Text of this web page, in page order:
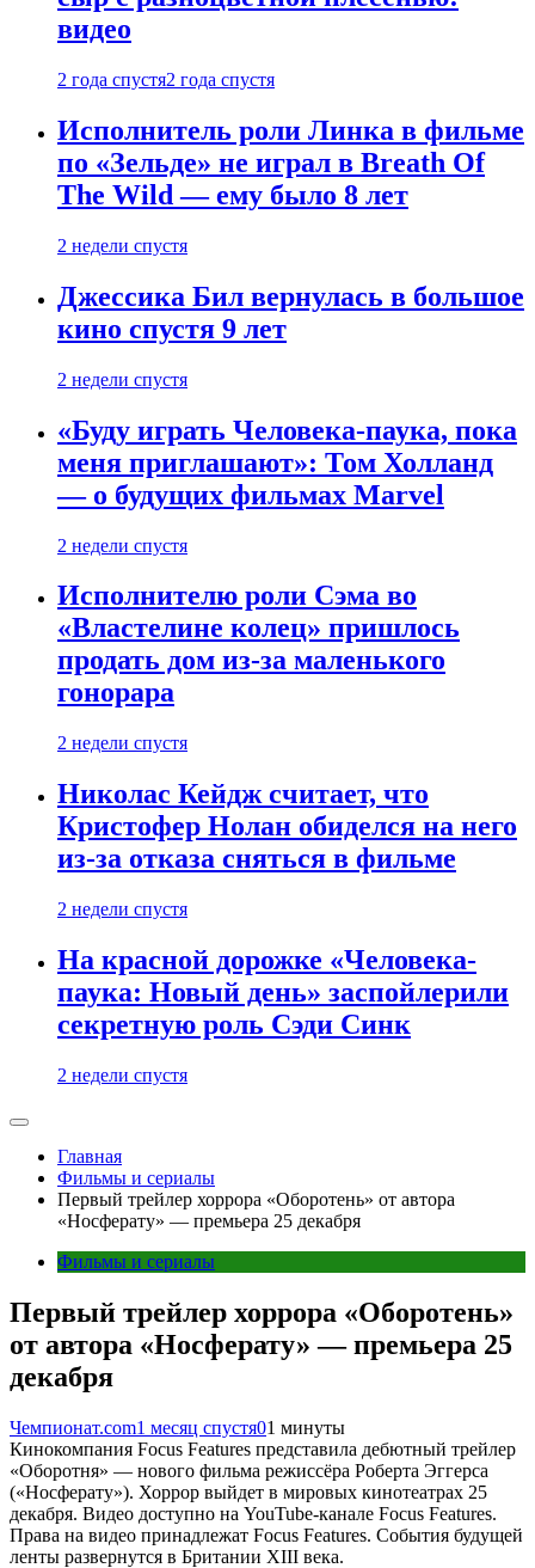
видео
2 года спустя2 года спустя
Исполнитель роли Линка в фильме
по «Зельде» не играл в Breath Of
The Wild — ему было 8 лет
2 недели спустя
Джессика Бил вернулась в большое
кино спустя 9 лет
2 недели спустя
«Буду играть Человека-паука, пока
меня приглашают»: Том Холланд
— о будущих фильмах Marvel
2 недели спустя
Исполнителю роли Сэма во
«Властелине колец» пришлось
продать дом из-за маленького
гонорара
2 недели спустя
Николас Кейдж считает, что
Кристофер Нолан обиделся на него
из-за отказа сняться в фильме
2 недели спустя
На красной дорожке «Человека-
паука: Новый день» заспойлерили
секретную роль Сэди Синк
2 недели спустя
Главная
Фильмы и сериалы
Первый трейлер хоррора «Оборотень» от автора
«Носферату» — премьера 25 декабря
Фильмы и сериалы
Первый трейлер хоррора «Оборотень»
от автора «Носферату» — премьера 25
декабря
Чемпионат.com1 месяц спустя01 минуты
Кинокомпания Focus Features представила дебютный трейлер
«Оборотня» — нового фильма режиссёра Роберта Эггерса
(«Носферату»). Хоррор выйдет в мировых кинотеатрах 25
декабря. Видео доступно на YouTube-канале Focus Features.
Права на видео принадлежат Focus Features. События будущей
ленты развернутся в Британии XIII века.